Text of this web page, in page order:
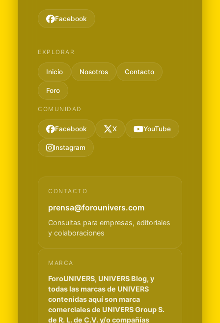
Facebook
EXPLORAR
Inicio Nosotros Contacto
Foro
COMUNIDAD
Facebook X YouTube
Instagram
CONTACTO
prensa@forounivers.com
Consultas para empresas, editoriales
y colaboraciones
MARCA
ForoUNIVERS, UNIVERS Blog, y
todas las marcas de UNIVERS
contenidas aquí son marca
comerciales de UNIVERS Group S.
de R. L. de C.V. y/o compañías